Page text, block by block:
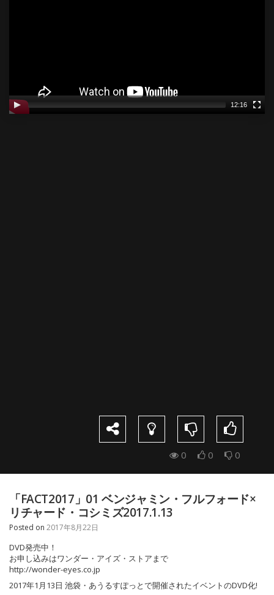
12:16
0 0 0
「FACT2017」01 ベンジャミン・フルフォード×
リチャード・コシミズ2017.1.13
Posted on 2017年8月22日
DVD発売中！
お申し込みはワンダー・アイズ・ストアまで
http://wonder-eyes.co.jp
2017年1月13日 池袋・あうるすぽっとで開催されたイベントのDVD化!